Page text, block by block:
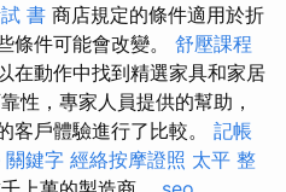
書 商店規定的條件適用於折
條件可能會改變。 舒壓課程
在動作中找到精選家具和家居
性，專家人員提供的幫助，
客戶體驗進行了比較。 記帳
鍵字 經絡按摩證照 太平 整